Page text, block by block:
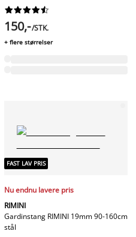






150,-/STK.
+ flere størrelser
FAST LAV PRIS
Nu endnu lavere pris
RIMINI
Gardinstang RIMINI 19mm 90-160cm
stål